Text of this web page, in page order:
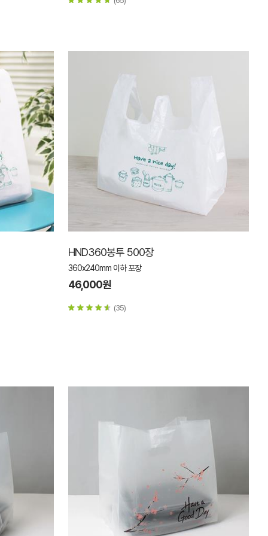
HND360봉투 500장
360x240mm 이하 포장
46,000원
(35)